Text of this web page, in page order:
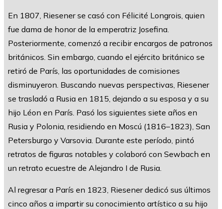
En 1807, Riesener se casó con Félicité Longrois, quien
fue dama de honor de la emperatriz Josefina.
Posteriormente, comenzó a recibir encargos de patronos
británicos. Sin embargo, cuando el ejército británico se
retiró de París, las oportunidades de comisiones
disminuyeron. Buscando nuevas perspectivas, Riesener
se trasladó a Rusia en 1815, dejando a su esposa y a su
hijo Léon en París. Pasó los siguientes siete años en
Rusia y Polonia, residiendo en Moscú (1816–1823), San
Petersburgo y Varsovia. Durante este período, pintó
retratos de figuras notables y colaboró con Sewbach en
un retrato ecuestre de Alejandro I de Rusia.
Al regresar a París en 1823, Riesener dedicó sus últimos
cinco años a impartir su conocimiento artístico a su hijo